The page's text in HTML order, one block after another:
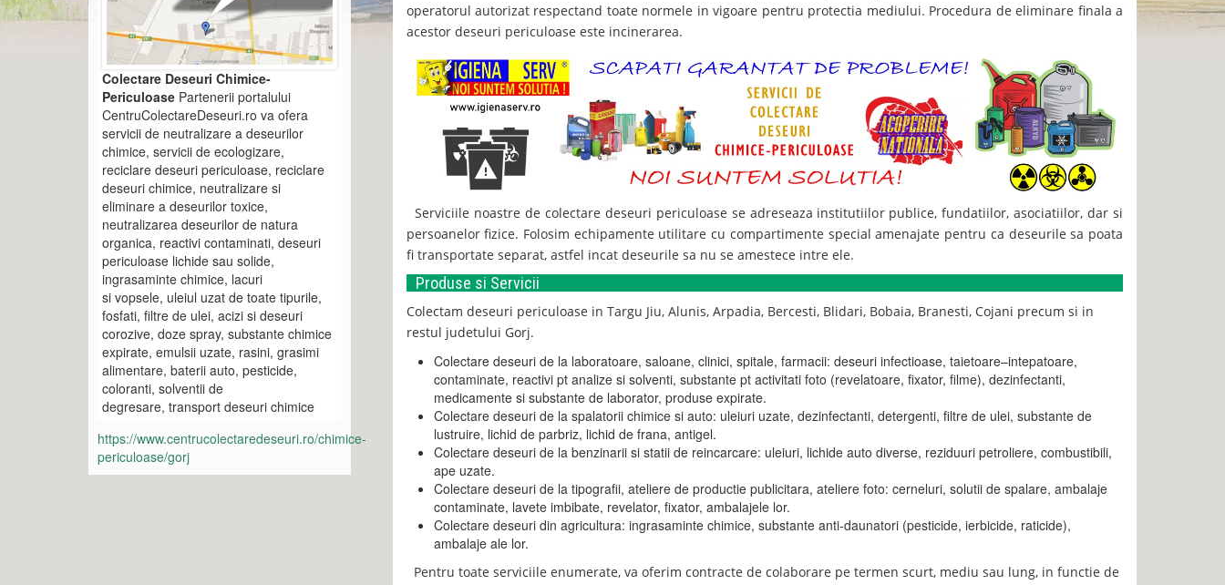
Colectare Deseuri Chimice-
Periculoase Partenerii portalului
CentruColectareDeseuri.ro va ofera
servicii de neutralizare a deseurilor
chimice, servicii de ecologizare,
reciclare deseuri periculoase, reciclare
deseuri chimice, neutralizare si
eliminare a deseurilor toxice,
neutralizarea deseurilor de natura
organica, reactivi contaminati, deseuri
periculoase lichide sau solide,
ingrasaminte chimice, lacuri
si vopsele, uleiul uzat de toate tipurile,
fosfati, filtre de ulei, acizi si deseuri
corozive, doze spray, substante chimice
expirate, emulsii uzate, rasini, grasimi
alimentare, baterii auto, pesticide,
coloranti, solventii de
degresare, transport deseuri chimice
https://www.centrucolectaredeseuri.ro/chimice-
periculoase/gorj
operatorul autorizat respectand toate normele in vigoare pentru protectia mediului. Procedura de eliminare finala a
acestor deseuri periculoase este incinerarea.
Serviciile noastre de colectare deseuri periculoase se adreseaza institutiilor publice, fundatiilor, asociatiilor, dar si
persoanelor fizice. Folosim echipamente utilitare cu compartimente special amenajate pentru ca deseurile sa poata
fi transportate separat, astfel incat deseurile sa nu se amestece intre ele.
Produse si Servicii
Colectam deseuri periculoase in Targu Jiu, Alunis, Arpadia, Bercesti, Blidari, Bobaia, Branesti, Cojani precum si in
restul judetului Gorj.
Colectare deseuri de la laboratoare, saloane, clinici, spitale, farmacii: deseuri infectioase, taietoare–intepatoare,
contaminate, reactivi pt analize si solventi, substante pt activitati foto (revelatoare, fixator, filme), dezinfectanti,
medicamente si substante de laborator, produse expirate.
Colectare deseuri de la spalatorii chimice si auto: uleiuri uzate, dezinfectanti, detergenti, filtre de ulei, substante de
lustruire, lichid de parbriz, lichid de frana, antigel.
Colectare deseuri de la benzinarii si statii de reincarcare: uleiuri, lichide auto diverse, reziduuri petroliere, combustibili,
ape uzate.
Colectare deseuri de la tipografii, ateliere de productie publicitara, ateliere foto: cerneluri, solutii de spalare, ambalaje
contaminate, lavete imbibate, revelator, fixator, ambalajele lor.
Colectare deseuri din agricultura: ingrasaminte chimice, substante anti-daunatori (pesticide, ierbicide, raticide),
ambalaje ale lor.
Pentru toate serviciile enumerate, va oferim contracte de colaborare pe termen scurt, mediu sau lung, in functie de